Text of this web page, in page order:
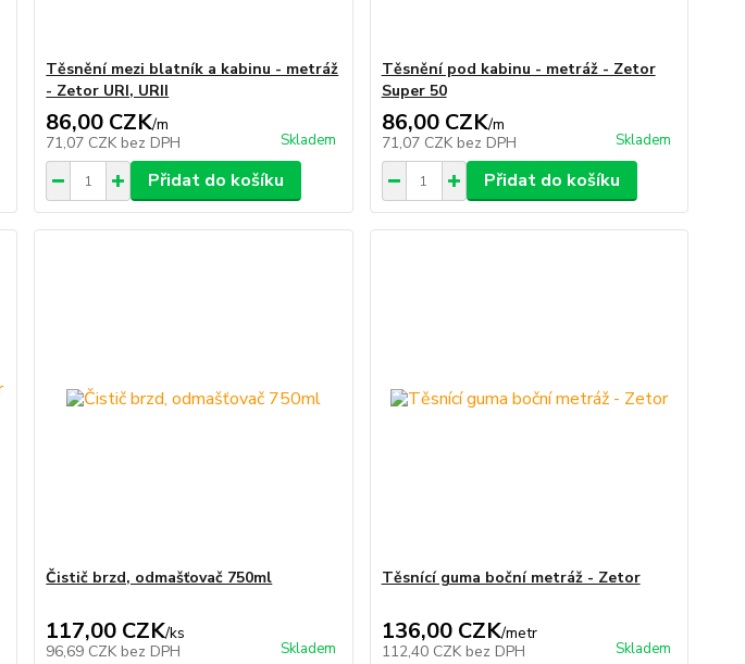
Těsnění mezi blatník a kabinu - metráž
- Zetor URI, URII
86,00 CZK/m
71,07 CZK bez DPH Skladem
Přidat do košíku
Těsnění pod kabinu - metráž - Zetor
Super 50
86,00 CZK/m
71,07 CZK bez DPH Skladem
Přidat do košíku
Čistič brzd, odmašťovač 750ml
117,00 CZK/ks
96,69 CZK bez DPH Skladem
Těsnící guma boční metráž - Zetor
136,00 CZK/metr
112,40 CZK bez DPH Skladem